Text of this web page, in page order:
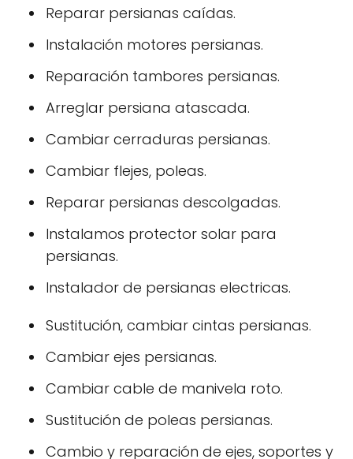
Reparar persianas caídas.
Instalación motores persianas.
Reparación tambores persianas.
Arreglar persiana atascada.
Cambiar cerraduras persianas.
Cambiar flejes, poleas.
Reparar persianas descolgadas.
Instalamos protector solar para
persianas.
Instalador de persianas electricas.
Sustitución, cambiar cintas persianas.
Cambiar ejes persianas.
Cambiar cable de manivela roto.
Sustitución de poleas persianas.
Cambio y reparación de ejes, soportes y